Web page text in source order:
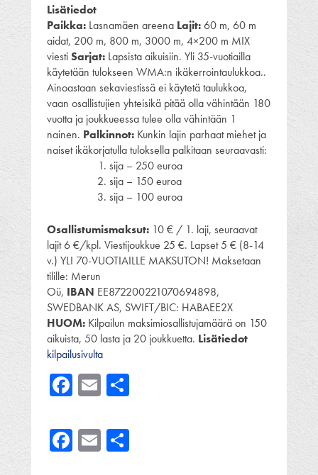
Lisätiedot
Paikka: Lasnamäen areena Lajit: 60 m, 60 m
aidat, 200 m, 800 m, 3000 m, 4×200 m MIX
viestiSarjat: Lapsista aikuisiin. Yli 35-vuotiailla
käytetään tulokseen WMA:n ikäkerrointaulukkoa..
Ainoastaan sekaviestissä ei käytetä taulukkoa,
vaan osallistujien yhteisikä pitää olla vähintään 180
vuotta ja joukkueessa tulee olla vähintään 1
nainen. Palkinnot: Kunkin lajin parhaat miehet ja
naiset ikäkorjatulla tuloksella palkitaan seuraavasti:
sija – 250 euroa
sija – 150 euroa
sija – 100 euroa
Osallistumismaksut: 10 € / 1. laji, seuraavat
lajit 6 €/kpl. Viestijoukkue 25 €. Lapset 5 € (8-14
v.) YLI 70-VUOTIAILLE MAKSUTON! Maksetaan
tilille: Merun
Oü, IBAN EE872200221070694898,
SWEDBANK AS, SWIFT/BIC: HABAEE2X
HUOM: Kilpailun maksimiosallistujamäärä on 150
aikuista, 50 lasta ja 20 joukkuetta. Lisätiedot
kilpailusivulta
Facebook
Email
Facebook
Email